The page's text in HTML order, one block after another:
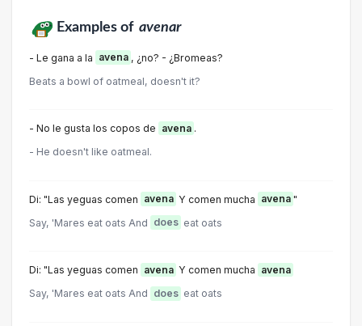
Examples of avenar
- Le gana a la avena , ¿no? - ¿Bromeas?
Beats a bowl of oatmeal, doesn't it?
- No le gusta los copos de avena .
- He doesn't like oatmeal.
Di: "Las yeguas comen avena Y comen mucha avena "
Say, 'Mares eat oats And does eat oats
Di: "Las yeguas comen avena Y comen mucha avena
Say, 'Mares eat oats And does eat oats